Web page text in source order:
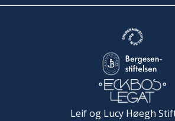
Leif og Lucy Høegh